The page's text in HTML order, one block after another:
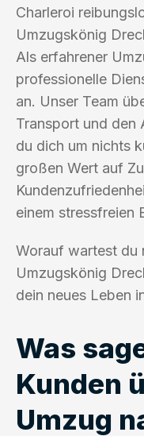
Charleroi
Umzugskönig
Als erfahrener
professionelle
an. Unser Team
Transport und den
du dich um nichts
großen Wert auf
einem stressfreien
Worauf wartest du
Umzugskönig
dein neues Leben
Was
Kunden
Umzug